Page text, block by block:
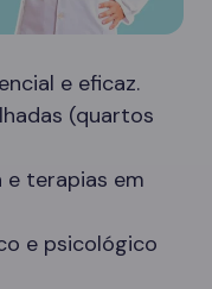
e eficaz.
(quartos
e terapias em
e psicológico